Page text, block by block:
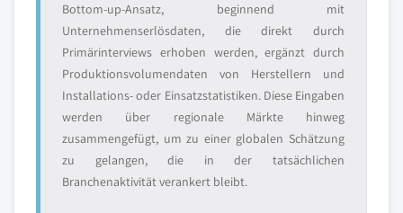
Bottom-up-Ansatz, beginnend mit
Unternehmenserlösdaten, die direkt durch
Primärinterviews erhoben werden, ergänzt durch
Produktionsvolumendaten von Herstellern und
Installations- oder Einsatzstatistiken. Diese Eingaben
werden über regionale Märkte hinweg
zusammengefügt, um zu einer globalen Schätzung
zu gelangen, die in der tatsächlichen
Branchenaktivität verankert bleibt.